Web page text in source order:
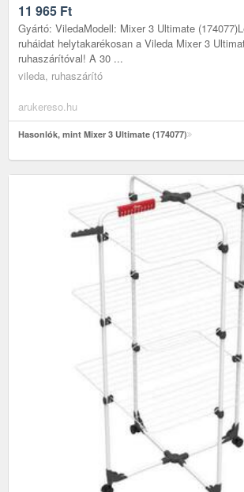
11 965 Ft
Gyártó: ViledaModell: Mixer 3 Ultimate
ruháidat helytakarékosan a Vileda Mixer 3
ruhaszárítóval! A 30 ...
vileda, ruhaszárító
arukereso.hu
Hasonlók, mint Mixer 3 Ultimate (174077)